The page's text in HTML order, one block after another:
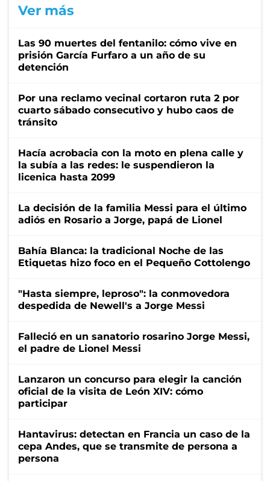
Ver más
Las 90 muertes del fentanilo: cómo vive en
prisión García Furfaro a un año de su
detención
Por una reclamo vecinal cortaron ruta 2 por
cuarto sábado consecutivo y hubo caos de
tránsito
Hacía acrobacia con la moto en plena calle y
la subía a las redes: le suspendieron la
licenica hasta 2099
La decisión de la familia Messi para el último
adiós en Rosario a Jorge, papá de Lionel
Bahía Blanca: la tradicional Noche de las
Etiquetas hizo foco en el Pequeño Cottolengo
"Hasta siempre, leproso": la conmovedora
despedida de Newell's a Jorge Messi
Falleció en un sanatorio rosarino Jorge Messi,
el padre de Lionel Messi
Lanzaron un concurso para elegir la canción
oficial de la visita de León XIV: cómo
participar
Hantavirus: detectan en Francia un caso de la
cepa Andes, que se transmite de persona a
persona